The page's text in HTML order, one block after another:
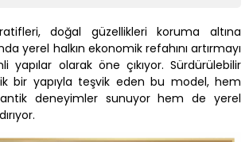
doğal güzellikleri koruma altına
yerel halkın ekonomik refahını artırmayı
yapılar olarak öne çıkıyor. Sürdürülebilir
bir yapıyla teşvik eden bu model, hem
deneyimler sunuyor hem de yerel